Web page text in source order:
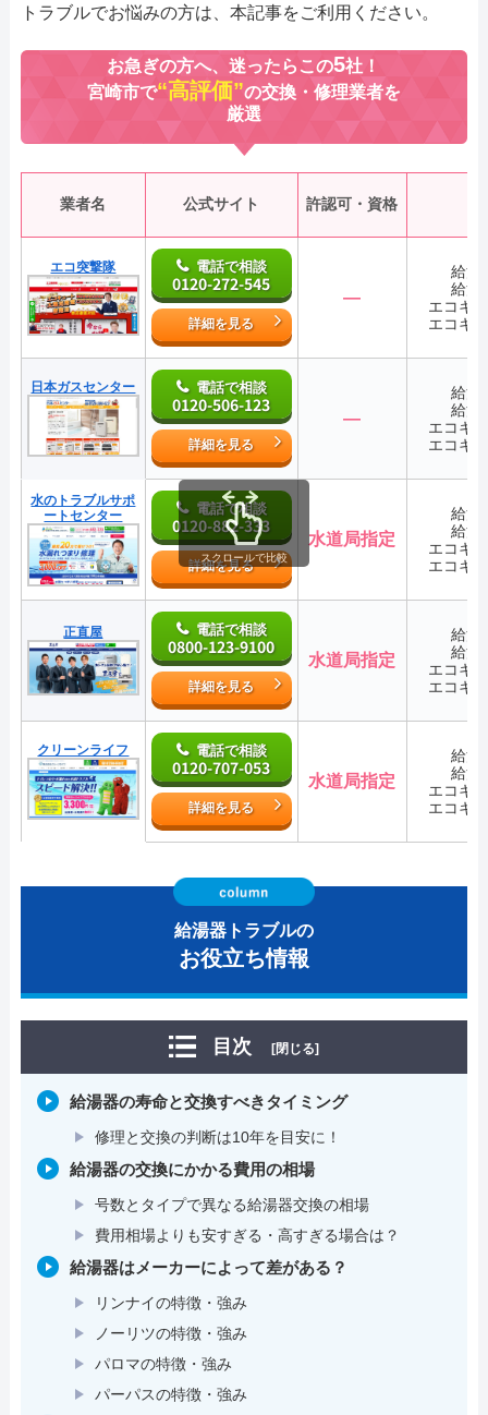
トラブルでお悩みの方は、本記事をご利用ください。
お急ぎの方へ、迷ったらこの5社！
宮崎市で“高評価”の交換・修理業者を
厳選
業者名 公式サイト 許認可・資格
エコ突撃隊 電話で相談
0120-272-545
詳細を見る
―
給湯
給湯
エコキ
エコキ
日本ガスセンター 電話で相談
0120-506-123
詳細を見る
―
給湯
給湯
エコキ
エコキ
水のトラブルサポ
ートセンター
電話で相談
0120-882-333
詳細を見る
水道局指定
給湯
給湯
エコキ
エコキ
正直屋 電話で相談
0800-123-9100
詳細を見る
水道局指定
給湯
給湯
エコキ
エコキ
クリーンライフ 電話で相談
0120-707-053
詳細を見る
水道局指定
給湯
給湯
エコキ
エコキ
スクロールで比較
給湯器トラブルの
お役立ち情報
目次 [閉じる]
給湯器の寿命と交換すべきタイミング
修理と交換の判断は10年を目安に！
給湯器の交換にかかる費用の相場
号数とタイプで異なる給湯器交換の相場
費用相場よりも安すぎる・高すぎる場合は？
給湯器はメーカーによって差がある？
リンナイの特徴・強み
ノーリツの特徴・強み
パロマの特徴・強み
パーパスの特徴・強み